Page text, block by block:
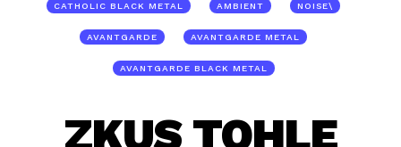
CATHOLIC BLACK METAL AMBIENT NOISE\
AVANTGARDE AVANTGARDE METAL
AVANTGARDE BLACK METAL
ZKUS TOHLE